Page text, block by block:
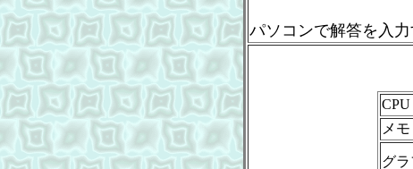
パソコンで解答を入
CPU
メモ
グ